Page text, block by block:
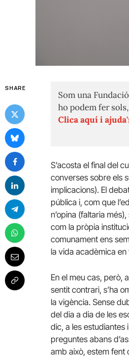
SHARE
Som una
ho podem fer
Clica aquí i
S’acosta el final del
converses sobre els
implicacions). El
pública i, com que
n’opina (faltaria
com la pròpia
comunament ens
la vida acadèmica en
En el meu cas, però,
sentit contrari, s’ha
la vigència. Sense
del dia a dia de les
dic, a les estudiantes
preguntes abans
amb això, estem fent